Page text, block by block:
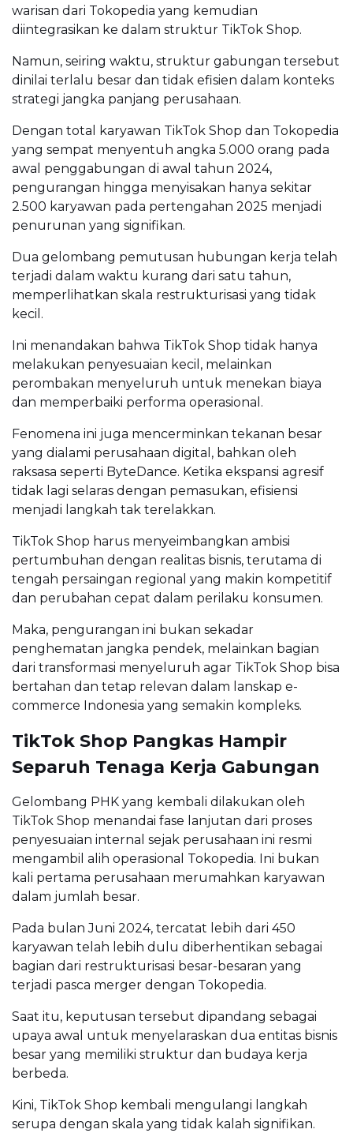
warisan dari Tokopedia yang kemudian
diintegrasikan ke dalam struktur TikTok Shop.
Namun, seiring waktu, struktur gabungan tersebut
dinilai terlalu besar dan tidak efisien dalam konteks
strategi jangka panjang perusahaan.
Dengan total karyawan TikTok Shop dan Tokopedia
yang sempat menyentuh angka 5.000 orang pada
awal penggabungan di awal tahun 2024,
pengurangan hingga menyisakan hanya sekitar
2.500 karyawan pada pertengahan 2025 menjadi
penurunan yang signifikan.
Dua gelombang pemutusan hubungan kerja telah
terjadi dalam waktu kurang dari satu tahun,
memperlihatkan skala restrukturisasi yang tidak
kecil.
Ini menandakan bahwa TikTok Shop tidak hanya
melakukan penyesuaian kecil, melainkan
perombakan menyeluruh untuk menekan biaya
dan memperbaiki performa operasional.
Fenomena ini juga mencerminkan tekanan besar
yang dialami perusahaan digital, bahkan oleh
raksasa seperti ByteDance. Ketika ekspansi agresif
tidak lagi selaras dengan pemasukan, efisiensi
menjadi langkah tak terelakkan.
TikTok Shop harus menyeimbangkan ambisi
pertumbuhan dengan realitas bisnis, terutama di
tengah persaingan regional yang makin kompetitif
dan perubahan cepat dalam perilaku konsumen.
Maka, pengurangan ini bukan sekadar
penghematan jangka pendek, melainkan bagian
dari transformasi menyeluruh agar TikTok Shop bisa
bertahan dan tetap relevan dalam lanskap e-
commerce Indonesia yang semakin kompleks.
TikTok Shop Pangkas Hampir
Separuh Tenaga Kerja Gabungan
Gelombang PHK yang kembali dilakukan oleh
TikTok Shop menandai fase lanjutan dari proses
penyesuaian internal sejak perusahaan ini resmi
mengambil alih operasional Tokopedia. Ini bukan
kali pertama perusahaan merumahkan karyawan
dalam jumlah besar.
Pada bulan Juni 2024, tercatat lebih dari 450
karyawan telah lebih dulu diberhentikan sebagai
bagian dari restrukturisasi besar-besaran yang
terjadi pasca merger dengan Tokopedia.
Saat itu, keputusan tersebut dipandang sebagai
upaya awal untuk menyelaraskan dua entitas bisnis
besar yang memiliki struktur dan budaya kerja
berbeda.
Kini, TikTok Shop kembali mengulangi langkah
serupa dengan skala yang tidak kalah signifikan.